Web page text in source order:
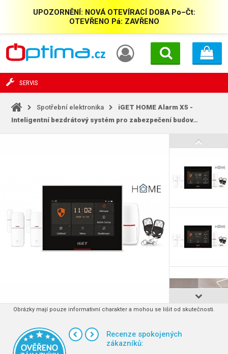
UPOZORNĚNÍ: NOVÁ OTEVÍRACÍ DOBA Po–Čt:
OTEVŘENO Pá: ZAVŘENO
SERVIS
Spotřební elektronika
iGET HOME Alarm X5 -
Inteligentní bezdrátový systém pro zabezpečení budov…
Obrázky mají pouze informativní charakter a mohou se lišit od skutečnosti.
Recenze spokojených
zákazníků: